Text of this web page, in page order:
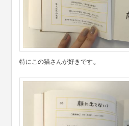
特にこの猫さんが好きです。